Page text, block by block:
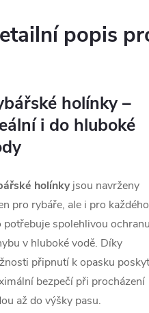
popis
holínky –
i do hluboké
holínkyjsou navrženy
pro rybáře, ale i pro
potřebuje spolehlivou
v hluboké vodě. Díky
připnutí k opasku
bezpečí při procházení
až do výšky pasu.